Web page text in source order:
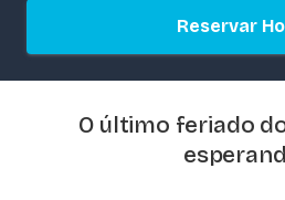
Reservar
O último feriado